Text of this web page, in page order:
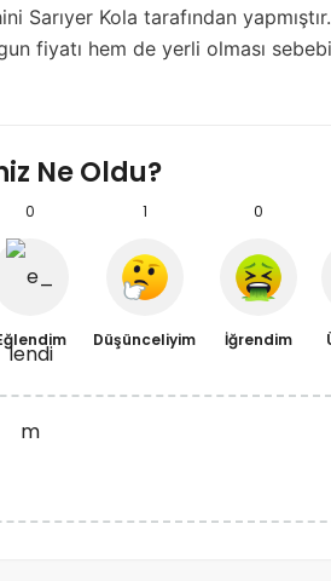
Sarıyer Kola tarafından
fiyatı hem de yerli olması
Ne Oldu?
0 1
Düşünceliyim
0
İğrendim